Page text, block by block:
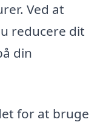
Ved at
reducere dit
din
for at bruge